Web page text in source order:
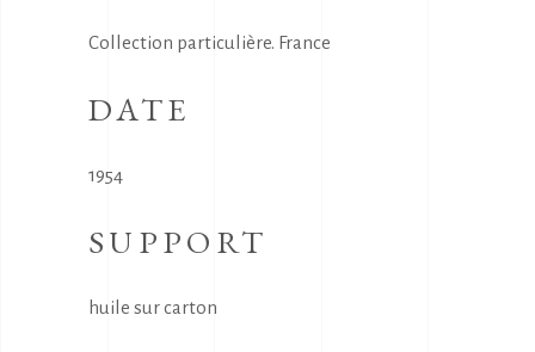
Collection particulière. France
DATE
1954
SUPPORT
huile sur carton